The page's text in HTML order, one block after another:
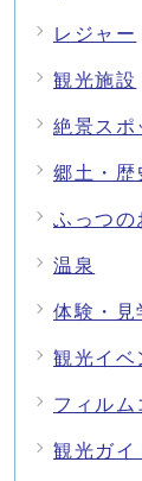
レジャー
観光施設
絶景スポ
郷土・歴
ふっつの
温泉
体験・見
観光イベ
フィルム
観光ガイ